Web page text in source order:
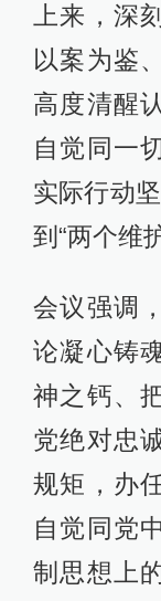
上来，深
以案为鉴
高度清醒
自觉同一
实际行动
到“两个维护
会议强调
论凝心铸
神之钙、
党绝对忠
规矩，办
自觉同党
制思想上